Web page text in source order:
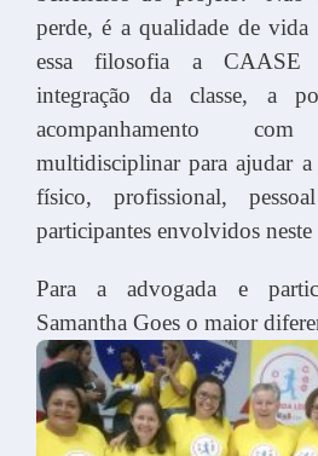
perde, é a qualidade de
essa filosofia a CAASE
integração da classe, a
acompanhamento
multidisciplinar para ajudar
físico, profissional,
participantes envolvidos
Para a advogada e
Samantha Goes o maior